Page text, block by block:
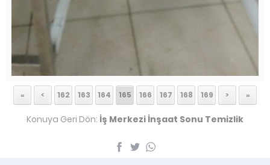
« < 162 163 164 165 166 167 168 169 > »
Konuya Geri Dön: İş Merkezi İnşaat Sonu Temizlik